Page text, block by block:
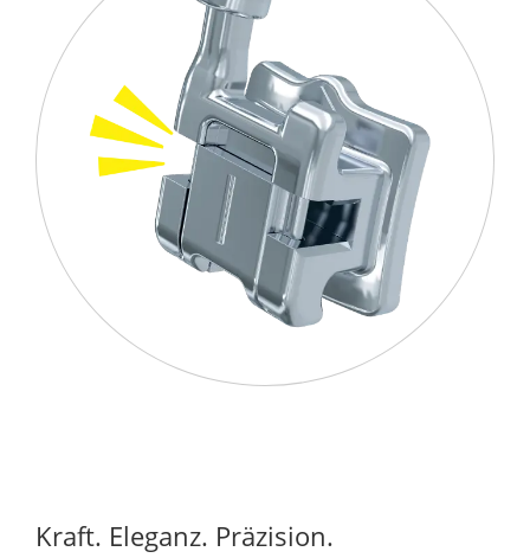
Kraft. Eleganz. Präzision.